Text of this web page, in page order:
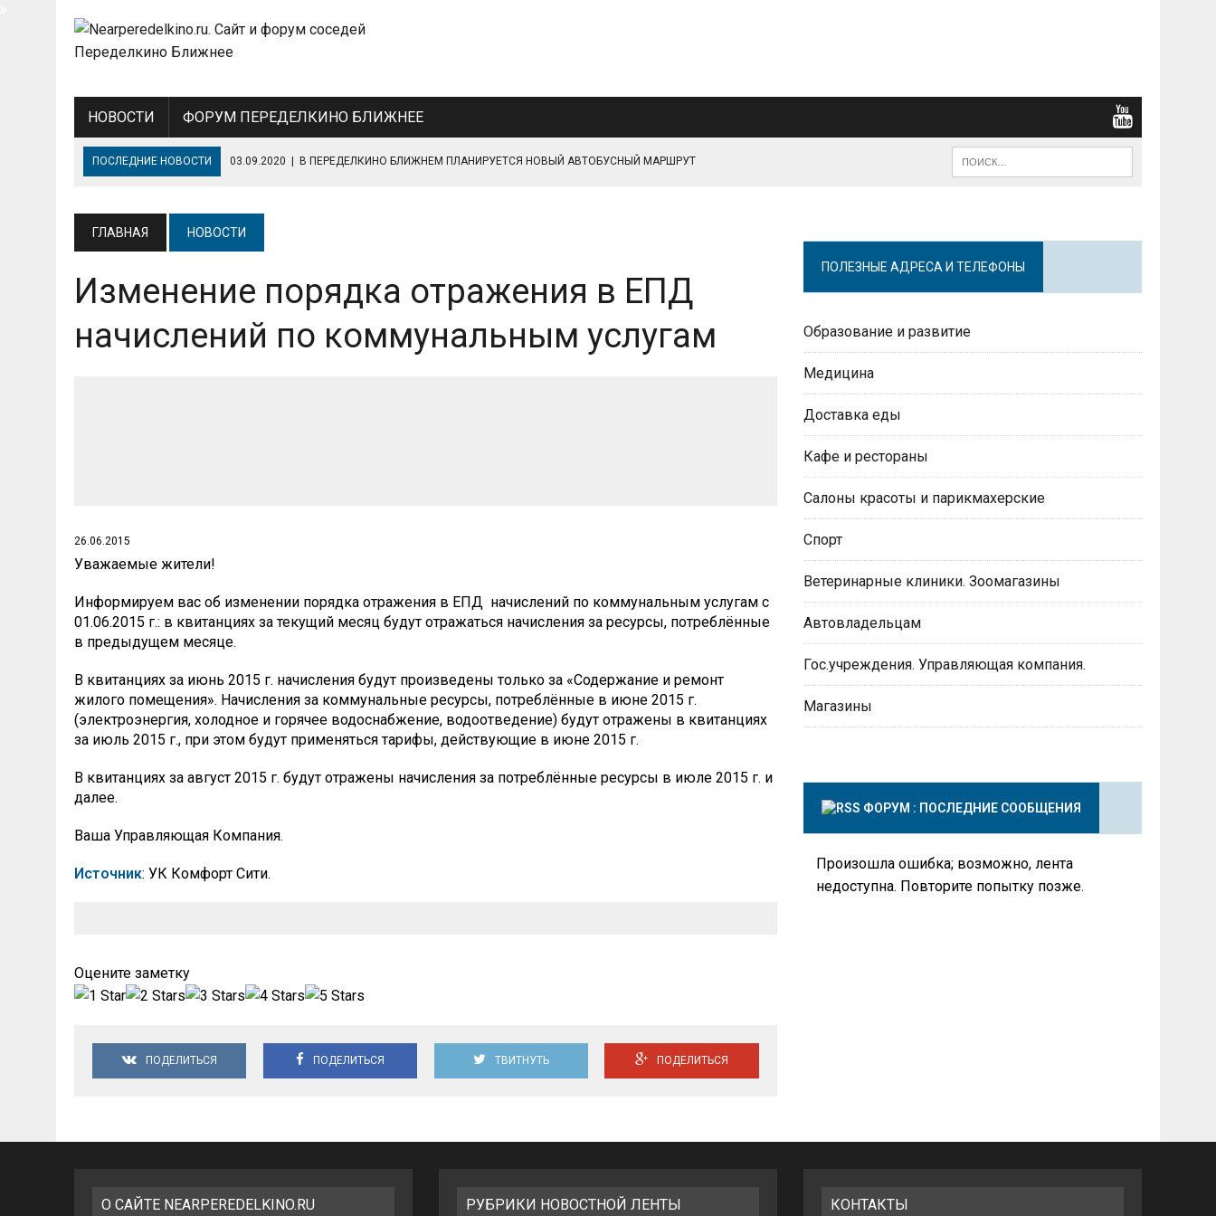
НОВОСТИ ФОРУМ ПЕРЕДЕЛКИНО БЛИЖНЕЕ
ПОСЛЕДНИЕ НОВОСТИ 03.09.2020 В ПЕРЕДЕЛКИНО БЛИЖНЕМ ПЛАНИРУЕТСЯ НОВЫЙ АВТОБУСНЫЙ МАРШРУТ
03.08.2020 | РЕМОНТ ОБЩЕСТВЕННОГО ПУНКТА ОХРАНЫ ПОРЯДКА
17.06.2020
ГЛАВНАЯ НОВОСТИ
Изменение порядка отражения в ЕПД
начислений по коммунальным услугам
26.06.2015
Уважаемые жители!
Информируем вас об изменении порядка отражения в ЕПД начислений по коммунальным услугам с
01.06.2015 г.: в квитанциях за текущий месяц будут отражаться начисления за ресурсы, потреблённые
в предыдущем месяце.
В квитанциях за июнь 2015 г. начисления будут произведены только за «Содержание и ремонт
жилого помещения». Начисления за коммунальные ресурсы, потреблённые в июне 2015 г.
(электроэнергия, холодное и горячее водоснабжение, водоотведение) будут отражены в квитанциях
за июль 2015 г., при этом будут применяться тарифы, действующие в июне 2015 г.
В квитанциях за август 2015 г. будут отражены начисления за потреблённые ресурсы в июле 2015 г. и
далее.
Ваша Управляющая Компания.
Источник: УК Комфорт Сити.
Оцените заметку
ПОДЕЛИТЬСЯ ПОДЕЛИТЬСЯ ТВИТНУТЬ ПОДЕЛИТЬСЯ
ПОЛЕЗНЫЕ АДРЕСА И ТЕЛЕФОНЫ
Образование и развитие
Медицина
Доставка еды
Кафе и рестораны
Салоны красоты и парикмахерские
Спорт
Ветеринарные клиники. Зоомагазины
Автовладельцам
Гос.учреждения. Управляющая компания.
Магазины
ФОРУМ : ПОСЛЕДНИЕ СООБЩЕНИЯ
Произошла ошибка; возможно, лента
недоступна. Повторите попытку позже.
О САЙТЕ NEARPEREDELKINO.RU РУБРИКИ НОВОСТНОЙ ЛЕНТЫ КОНТАКТЫ